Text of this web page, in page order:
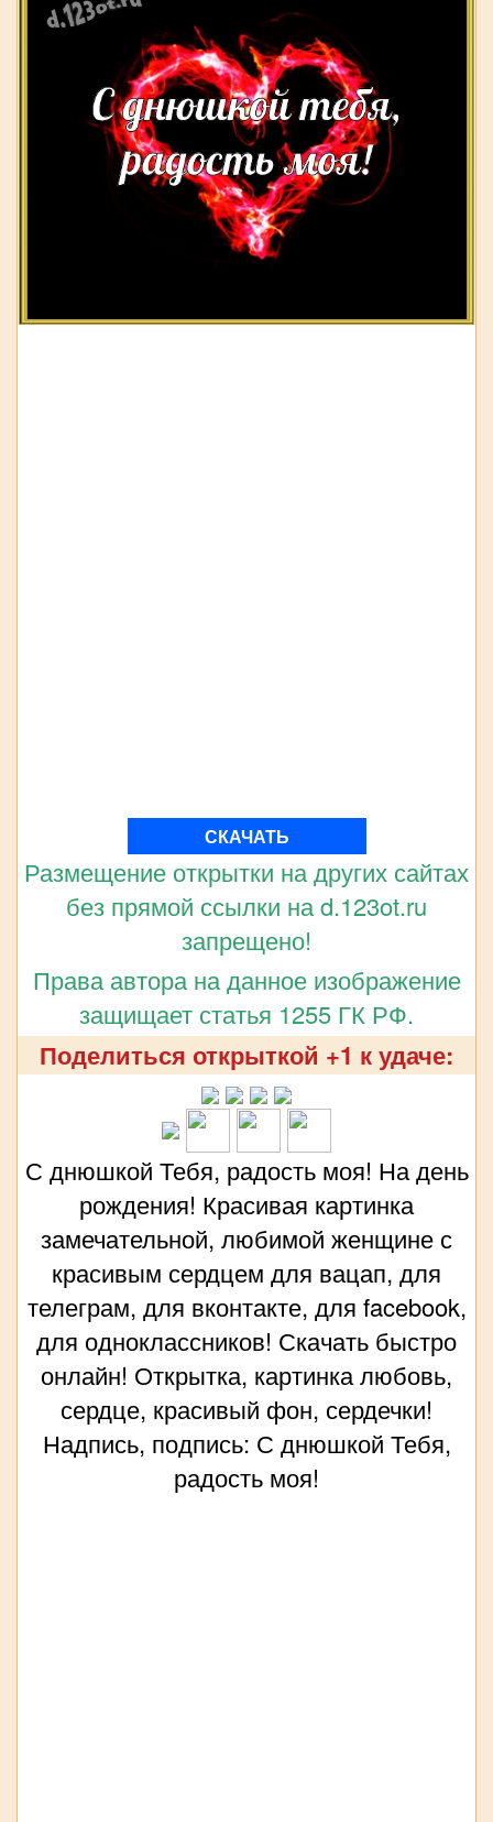
СКАЧАТЬ
Размещение открытки на других сайтах
без прямой ссылки на d.123ot.ru
запрещено!
Права автора на данное изображение
защищает статья 1255 ГК РФ.
Поделиться открыткой +1 к удаче:
С днюшкой Тебя, радость моя! На день
рождения! Красивая картинка
замечательной, любимой женщине с
красивым сердцем для вацап, для
телеграм, для вконтакте, для facebook,
для одноклассников! Скачать быстро
онлайн! Открытка, картинка любовь,
сердце, красивый фон, сердечки!
Надпись, подпись: С днюшкой Тебя,
радость моя!